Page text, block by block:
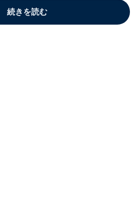
続きを読む